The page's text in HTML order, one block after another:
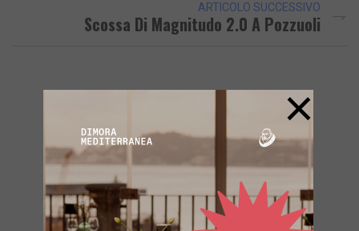
ARTICOLO SUCCESSIVO
Scossa Di Magnitudo 2.0 A Pozzuoli
×